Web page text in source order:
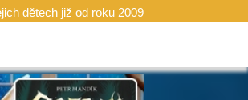
dětech již od roku 2009